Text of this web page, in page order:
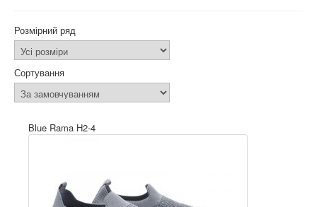
Розмірний ряд
Сортування
Blue Rama H2-4